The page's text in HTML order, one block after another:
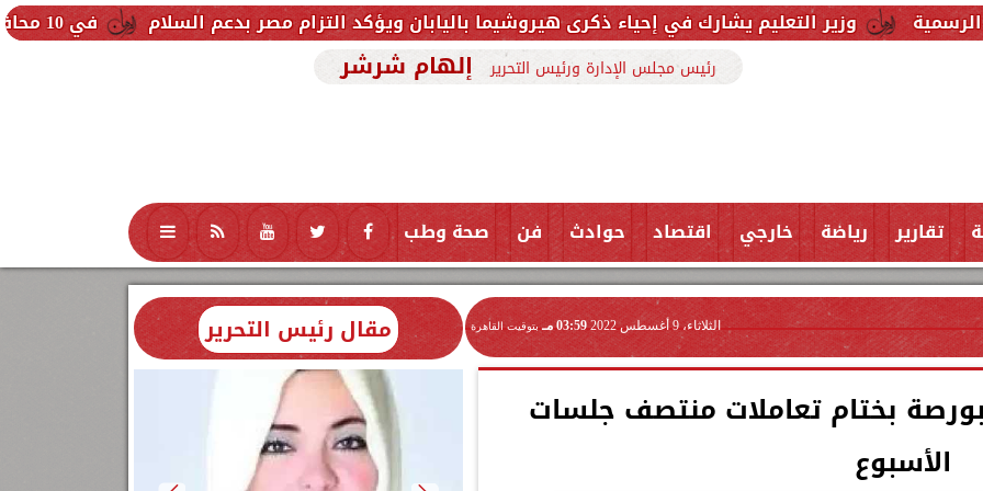
في 10 محافظات.. وزارة الأوقاف تفتتح 17 مسجدًا اليوم الجمعة ضمن خطتها لإعمار بيوت الله التعليم يشارك في إحياء ذكرى هيروشيما باليابان ويؤكد التزام مصر بدعم السلام
رئيس مجلس الإدارة ورئيس التحرير إلهام شرشر
تقارير رياضة خارجي اقتصاد حوادث فن صحة وطب تكنولوجيا منوعات محافظات
الثلاثاء، 9 أغسطس 2022 03:59 مـ بتوقيت القاهرة
البورصة بختام تعاملات منتصف جلسات
الأسبوع
مقال رئيس التحرير